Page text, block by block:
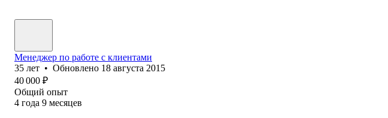
Менеджер по работе с клиентами
35 лет • Обновлено 18 августа 2015
40 000 ₽
Общий опыт
4 года 9 месяцев